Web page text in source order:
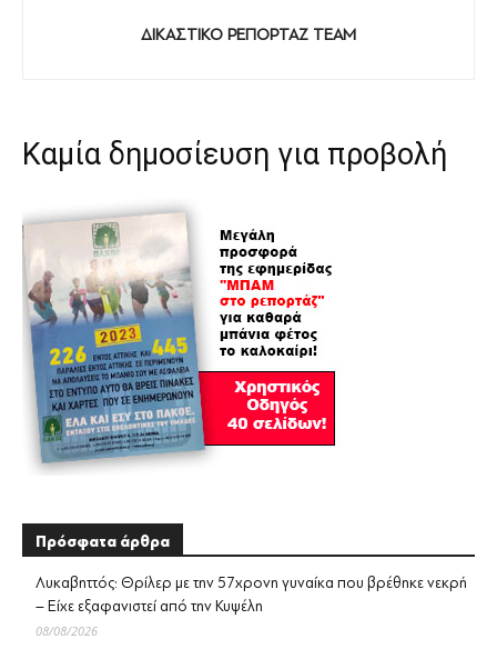
ΔΙΚΑΣΤΙΚΟ ΡΕΠΟΡΤΑΖ TEAM
Καμία δημοσίευση για προβολή
Πρόσφατα άρθρα
Λυκαβηττός: Θρίλερ με την 57χρονη γυναίκα που βρέθηκε νεκρή
– Είχε εξαφανιστεί από την Κυψέλη
08/08/2026